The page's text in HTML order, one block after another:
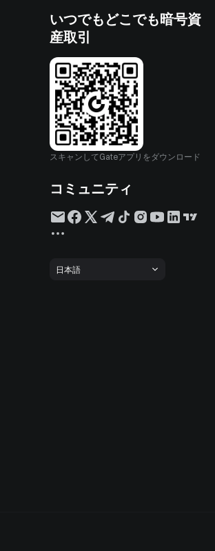
いつでもどこでも暗号資
産取引
スキャンしてGateアプリをダウンロード
コミュニティ
日本語